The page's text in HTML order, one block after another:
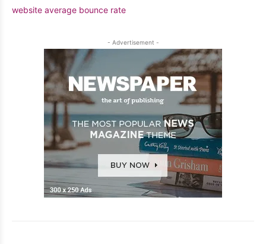
website average bounce rate
- Advertisement -